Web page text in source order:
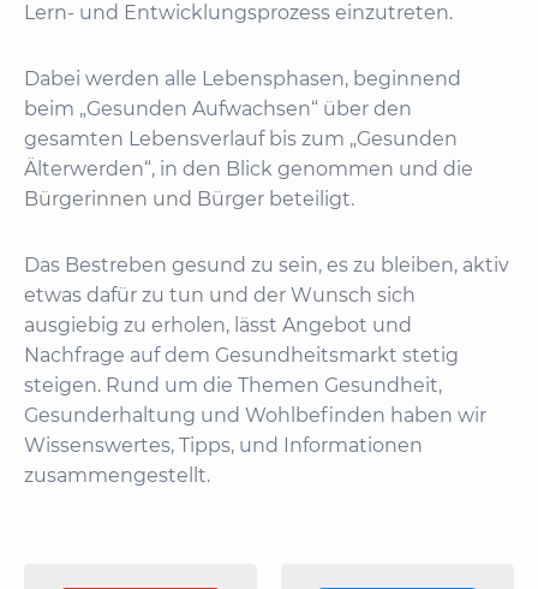
Lern- und Entwicklungsprozess einzutreten.
Dabei werden alle Lebensphasen, beginnend
beim „Gesunden Aufwachsen“ über den
gesamten Lebensverlauf bis zum „Gesunden
Älterwerden“, in den Blick genommen und die
Bürgerinnen und Bürger beteiligt.
Das Bestreben gesund zu sein, es zu bleiben, aktiv
etwas dafür zu tun und der Wunsch sich
ausgiebig zu erholen, lässt Angebot und
Nachfrage auf dem Gesundheitsmarkt stetig
steigen. Rund um die Themen Gesundheit,
Gesunderhaltung und Wohlbefinden haben wir
Wissenswertes, Tipps, und Informationen
zusammengestellt.